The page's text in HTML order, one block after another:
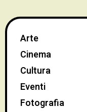
Arte
Cinema
Cultura
Eventi
Fotografia